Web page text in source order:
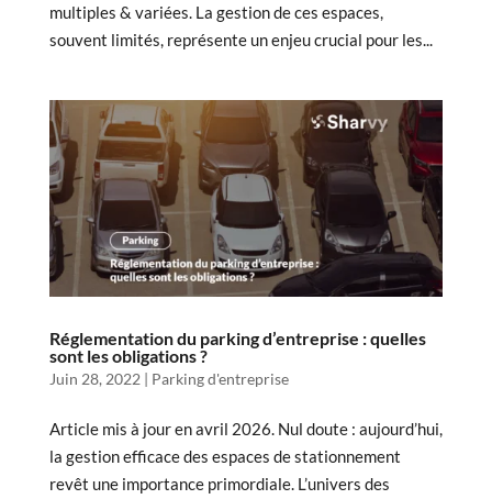
multiples & variées. La gestion de ces espaces,
souvent limités, représente un enjeu crucial pour les...
Réglementation du parking d’entreprise : quelles
sont les obligations ?
Juin 28, 2022 | Parking d'entreprise
Article mis à jour en avril 2026. Nul doute : aujourd’hui,
la gestion efficace des espaces de stationnement
revêt une importance primordiale. L’univers des